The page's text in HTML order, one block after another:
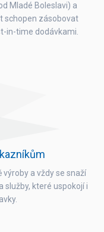
Mladé Boleslavi) a
schopen zásobovat
in-time dodávkami.
a vždy se snaží
které uspokojí i